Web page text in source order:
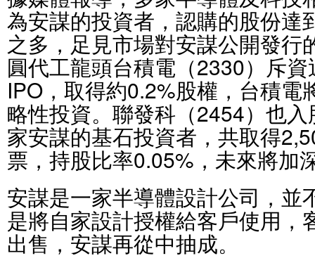
為安謀的投資者，認購的股份達
之多，足見市場對安謀公開發行
圓代工龍頭台積電（2330）斥
IPO，取得約0.2%股權，台積電
略性投資。聯發科（2454）也
家安謀的基石投資者，共取得
票，持股比率0.05%，未來將加
安謀是一家半導體設計公司，並
是將自家設計授權給客戶使用，
出售，安謀再從中抽成。